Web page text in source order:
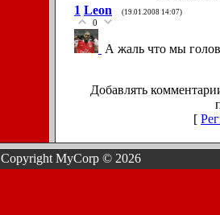
1 Leon (19.01.2008 14:07)
0
А жаль что мы
Добавлять
[
Copyright MyCorp © 2026